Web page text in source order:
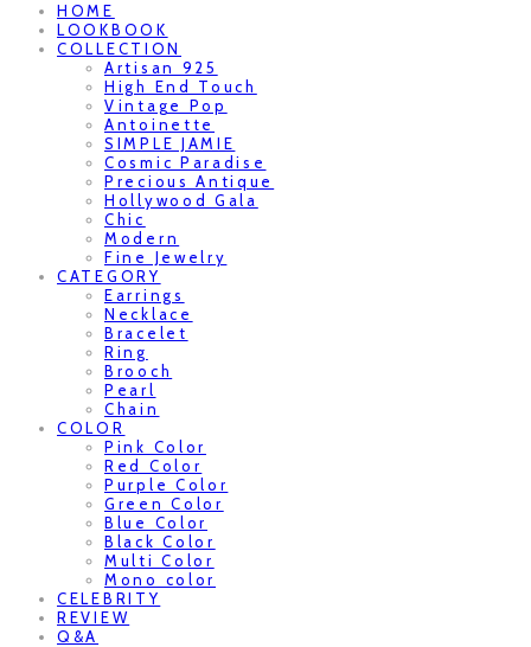
HOME
LOOKBOOK
COLLECTION
Artisan 925
High End Touch
Vintage Pop
Antoinette
SIMPLE JAMIE
Cosmic Paradise
Precious Antique
Hollywood Gala
Chic
Modern
Fine Jewelry
CATEGORY
Earrings
Necklace
Bracelet
Ring
Brooch
Pearl
Chain
COLOR
Pink Color
Red Color
Purple Color
Green Color
Blue Color
Black Color
Multi Color
Mono color
CELEBRITY
REVIEW
Q&A